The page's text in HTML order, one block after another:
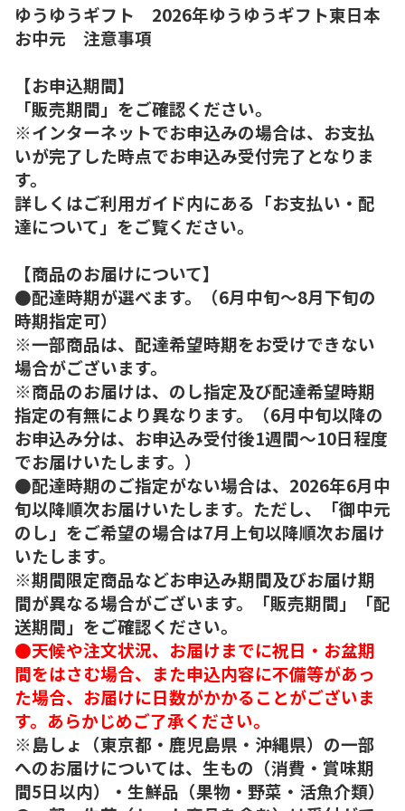
ゆうゆうギフト 2026年ゆうゆうギフト東日本
お中元 注意事項
【お申込期間】
「販売期間」をご確認ください。
※インターネットでお申込みの場合は、お支払
いが完了した時点でお申込み受付完了となりま
す。
詳しくはご利用ガイド内にある「お支払い・配
達について」をご覧ください。
【商品のお届けについて】
●配達時期が選べます。（6月中旬～8月下旬の
時期指定可）
※一部商品は、配達希望時期をお受けできない
場合がございます。
※商品のお届けは、のし指定及び配達希望時期
指定の有無により異なります。（6月中旬以降の
お申込み分は、お申込み受付後1週間～10日程度
でお届けいたします。）
●配達時期のご指定がない場合は、2026年6月中
旬以降順次お届けいたします。ただし、「御中元
のし」をご希望の場合は7月上旬以降順次お届け
いたします。
※期間限定商品などお申込み期間及びお届け期
間が異なる場合がございます。「販売期間」「配
送期間」をご確認ください。
●天候や注文状況、お届けまでに祝日・お盆期
間をはさむ場合、また申込内容に不備等があっ
た場合、お届けに日数がかかることがございま
す。あらかじめご了承ください。
※島しょ（東京都・鹿児島県・沖縄県）の一部
へのお届けについては、生もの（消費・賞味期
間5日以内）・生鮮品（果物・野菜・活魚介類）